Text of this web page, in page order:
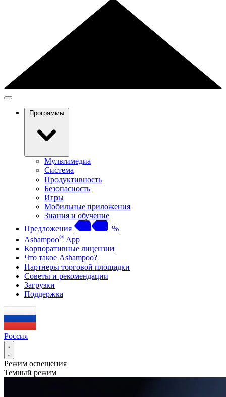
Программы
Мультимедиа
Система
Продуктивность
Безопасность
Игры
Мобильные приложения
Знания и обучение
Предложения
%
Ashampoo® App
Корпоративные лицензии
Что такое Ashampoo?
Партнеры торговой площадки
Советы и рекомендации
Загрузки
Поддержка
Россия
Режим освещения
Темный режим